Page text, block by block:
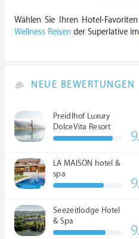
Wählen Sie Ihren Hotel-
Wellness Reisen der Superlative im
NEUE BEWERTUNGEN
Preidlhof Luxury
DolceVita Resort
*****
9.
LA MAISON hotel &
spa
9.
Seezeitlodge Hotel
& Spa
9.